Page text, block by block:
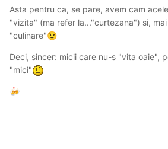
ca bine alalat, am stat la chat și
... Este printre singurele escorte
-Iti plac mici vita oaie și îți creează
imensa?
Asta pentru ca, se pare, avem cam
"vizita" (ma refer la..."curtezana") si,
"culinare"😉
Deci, sincer: micii care nu-s "vita oaie",
"mici"
🍻